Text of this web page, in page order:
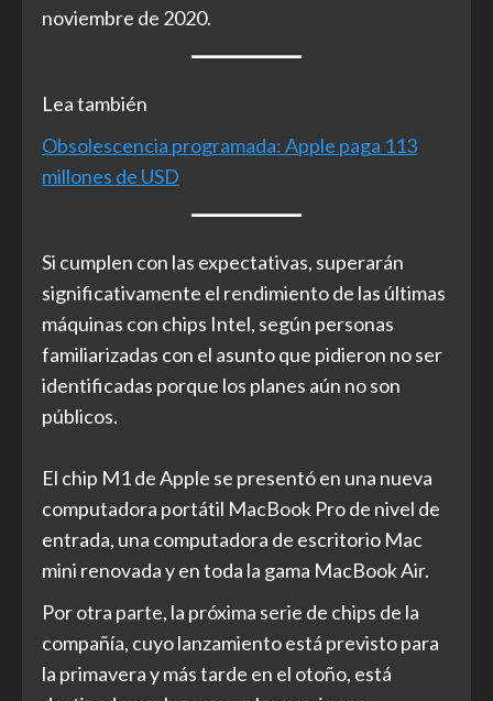
noviembre de 2020.
Lea también
Obsolescencia programada: Apple paga 113
millones de USD
Si cumplen con las expectativas, superarán
significativamente el rendimiento de las últimas
máquinas con chips Intel, según personas
familiarizadas con el asunto que pidieron no ser
identificadas porque los planes aún no son
públicos.
El chip ‌M1‌ de Apple se presentó en una nueva
computadora portátil MacBook Pro de nivel de
entrada, una computadora de escritorio ‌Mac
mini‌ renovada y en toda la gama ‌MacBook Air‌.
Por otra parte, la próxima serie de chips de la
compañía, cuyo lanzamiento está previsto para
la primavera y más tarde en el otoño, está